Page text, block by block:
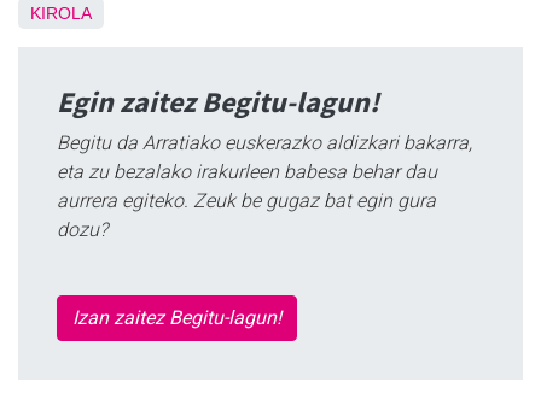
KIROLA
Egin zaitez Begitu-lagun!
Begitu da Arratiako euskerazko aldizkari bakarra,
eta zu bezalako irakurleen babesa behar dau
aurrera egiteko. Zeuk be gugaz bat egin gura
dozu?
Izan zaitez Begitu-lagun!